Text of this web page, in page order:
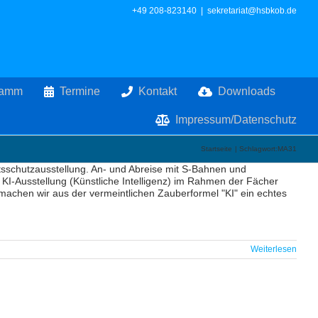
+49 208-823140 sekretariat@hsbkob.de
Termine Kontakt Downloads
Impressum/Datenschutz
Startseite Schlagwort:MA31
An- und Abreise mit S-Bahnen und
Ausstellung (Künstliche Intelligenz) im Rahmen der Fächer
wir aus der vermeintlichen Zauberformel "KI" ein echtes
Weiterlesen